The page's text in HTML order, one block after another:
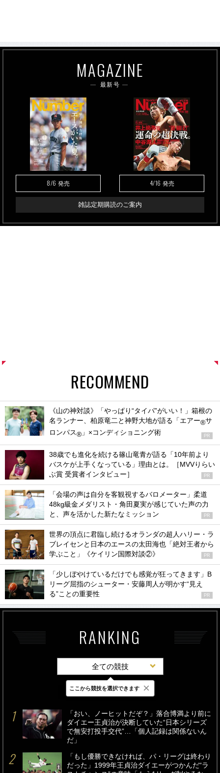
MAGAZINE
最新号
8/6 発売 4/16 発売
雑誌定期購読のご案内
RECOMMEND
《山の神対談》「やっぱり“タイパ”がいい！」箱根の
名ランナー、柏原竜二と神野大地が語る「エアー®サ
ロンパス® 」×コンディショニング術 PR
38歳でも進化を続ける篠山竜青が語る「10年前より
バスケが上手くなっている」理由とは。［MVVりらい
ぶ賞 受賞者インタビュー］
PR
「会場の声は自分を客観視するバロメーター」柔道
48kg級金メダリスト・角田夏実が感じていた声の力
と、声を活かした新たなミッション
PR
世界の頂点に君臨し続けるオランダの超人ハリー・ラ
ブレイセンと日本のエースの太田海也「絶対王者から
学ぶこと」《ケイリン国際対談②》
PR
「少しぼやけているだけでも感覚が狂ってきます」B
リーグ屈指のシューター・安藤周人が明かす“見え
る”ことの重要性
PR
RANKING
全ての競技
最新 24時間 週間
「おい、ノーヒットだぞ？」落合博満より前に
ダイエー王貞治が決断していた“日本シリーズ
で無安打投手交代”…「個人記録は関係ないん
だ」
「もし優勝できなければ、パ・リーグは終わり
だった」1999年王貞治ダイエーがつかんだ“ラ
ここから競技を選択できます ×